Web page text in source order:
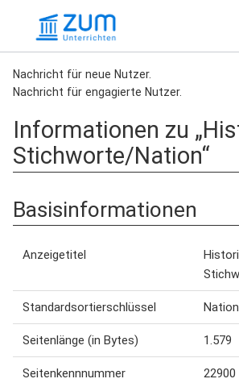
Nachricht für neue Nutzer.
Nachricht für engagierte Nutzer.
Informationen zu
Stichworte/Nation“
Basisinformationen
Anzeigetitel
Standardsortierschlüssel Nation
Seitenlänge (in Bytes) 1.579
Seitenkennnummer 22900